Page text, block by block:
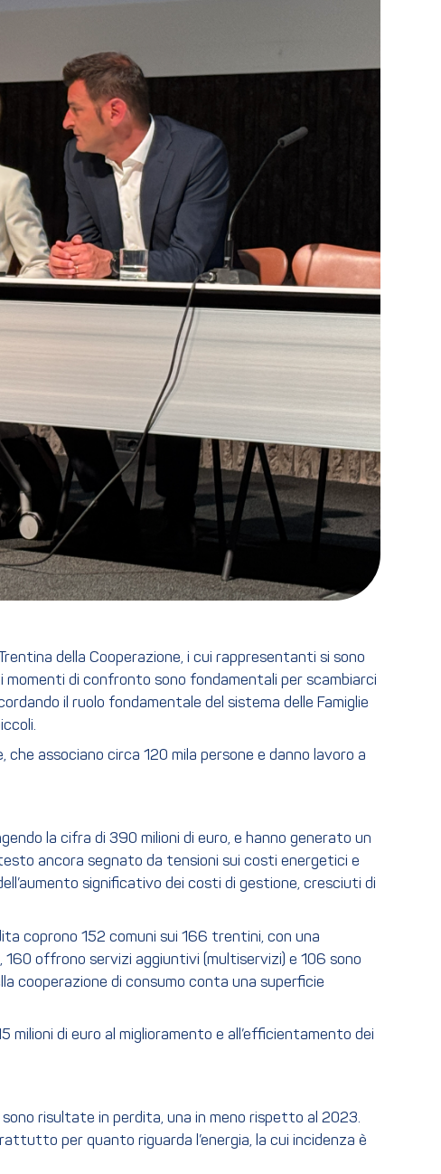
della Cooperazione, i cui rappresentanti si sono
momenti di confronto sono fondamentali per scambiarci
il ruolo fondamentale del sistema delle Famiglie
associano circa 120 mila persone e danno lavoro a
la cifra di 390 milioni di euro, e hanno generato un
ancora segnato da tensioni sui costi energetici e
significativo dei costi di gestione, cresciuti di
coprono 152 comuni sui 166 trentini, con una
160 offrono servizi aggiuntivi (multiservizi) e 106 sono
cooperazione di consumo conta una superficie
di euro al miglioramento e all’efficientamento dei
sono risultate in perdita, una in meno rispetto al 2023.
per quanto riguarda l’energia, la cui incidenza è